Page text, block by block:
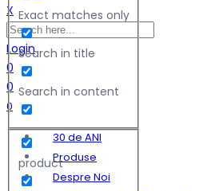
Exact matches only
Search in title
Search in content
product
X
Login
0
0
0
30 de ANI
Produse
Despre Noi